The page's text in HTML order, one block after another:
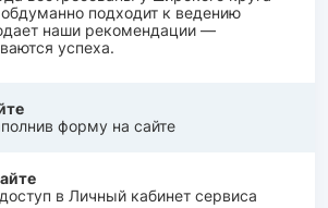
подходит к ведению
наши рекомендации —
успеха.
форму на сайте
в Личный кабинет сервиса